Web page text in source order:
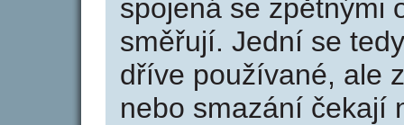
spojená se zpětnými
směřují. Jední se
dříve používané, ale
nebo smazání čekají